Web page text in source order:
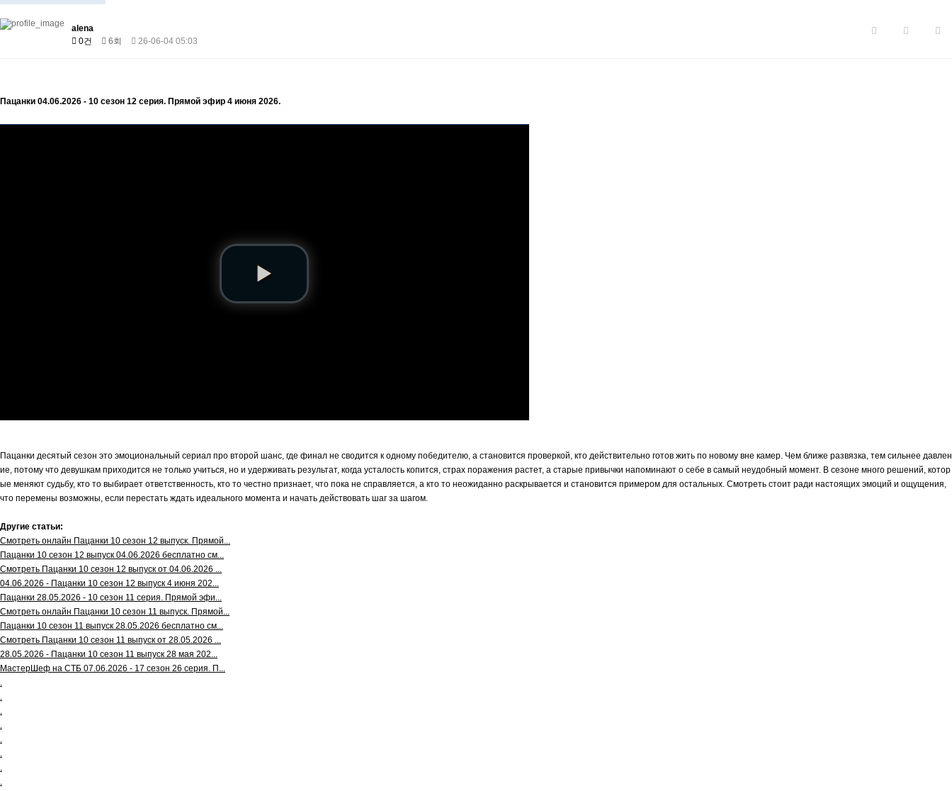
alena
0건
6회 26-06-04 05:03
Пацанки 04.06.2026 - 10 сезон 12 серия. Прямой эфир 4 июня 2026.
Пацанки десятый сезон это эмоциональный сериал про второй шанс, где финал не сводится к одному победителю, а становится проверкой, кто действительно готов жить по новому вне камер. Чем ближе развязка, тем сильнее давлен
ие, потому что девушкам приходится не только учиться, но и удерживать результат, когда усталость копится, страх поражения растет, а старые привычки напоминают о себе в самый неудобный момент. В сезоне много решений, котор
ые меняют судьбу, кто то выбирает ответственность, кто то честно признает, что пока не справляется, а кто то неожиданно раскрывается и становится примером для остальных. Смотреть стоит ради настоящих эмоций и ощущения,
что перемены возможны, если перестать ждать идеального момента и начать действовать шаг за шагом.
Другие статьи:
Смотреть онлайн Пацанки 10 сезон 12 выпуск. Прямой...
Пацанки 10 сезон 12 выпуск 04.06.2026 бесплатно см...
Смотреть Пацанки 10 сезон 12 выпуск от 04.06.2026 ...
04.06.2026 - Пацанки 10 сезон 12 выпуск 4 июня 202...
Пацанки 28.05.2026 - 10 сезон 11 серия. Прямой эфи...
Смотреть онлайн Пацанки 10 сезон 11 выпуск. Прямой...
Пацанки 10 сезон 11 выпуск 28.05.2026 бесплатно см...
Смотреть Пацанки 10 сезон 11 выпуск от 28.05.2026 ...
28.05.2026 - Пацанки 10 сезон 11 выпуск 28 мая 202...
МастерШеф на СТБ 07.06.2026 - 17 сезон 26 серия. П...
.
.
.
.
.
.
.
.